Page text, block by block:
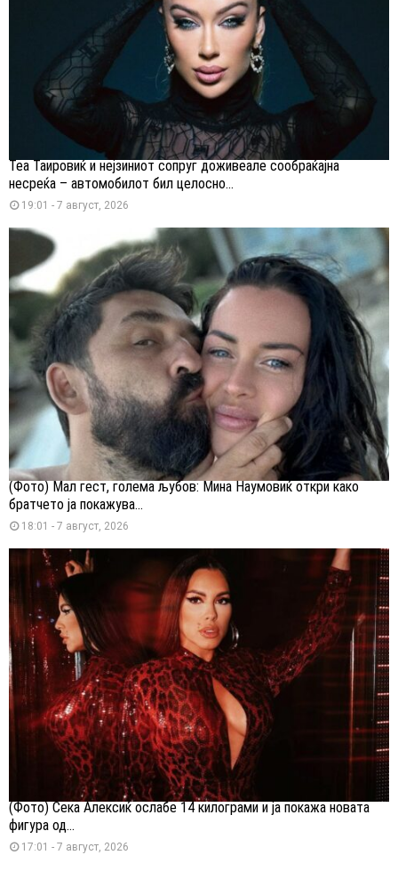
Теа Таировиќ и нејзиниот сопруг доживеале сообраќајна
несреќа – автомобилот бил целосно...
19:01 - 7 август, 2026
(Фото) Мал гест, голема љубов: Мина Наумовиќ откри како
братчето ја покажува...
18:01 - 7 август, 2026
(Фото) Сека Алексиќ ослабе 14 килограми и ја покажа новата
фигура од...
17:01 - 7 август, 2026